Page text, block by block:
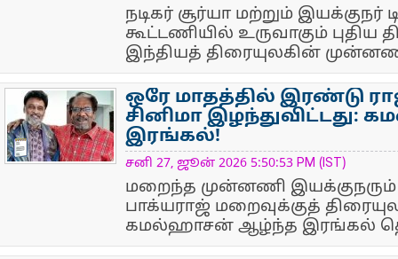
நடிகர் சூர்யா மற்றும்
கூட்டணியில் உருவாகும் புதிய
இந்தியத் திரையுலகின் முன்னணி
NewsIcon
ஒரே மாதத்தில் இரண்டு
சினிமா இழந்துவிட்டது:
இரங்கல்!
சனி 27, ஜூன் 2026 5:50:53 PM (IST)
மறைந்த முன்னணி இயக்குநரும்
பாக்யராஜ் மறைவுக்குத்
கமல்ஹாசன் ஆழ்ந்த இரங்கல்